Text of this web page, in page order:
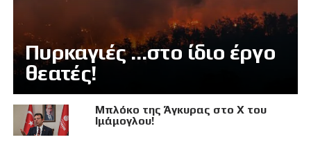
Πυρκαγιές …στο ίδιο έργο
θεατές!
Μπλόκο της Άγκυρας στο X του
Ιμάμογλου!